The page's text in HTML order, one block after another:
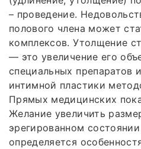
– проведение.
полового члена может
комплексов. Утолщение
— это увеличение его
специальных препаратов
интимной пластики
Прямых медицинских
Желание увеличить
эрегированном
определяется